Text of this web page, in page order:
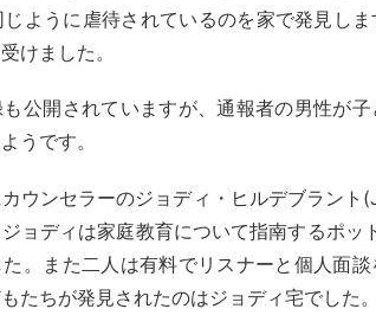
ように虐待されているのを家で発見し
けました。
公開されていますが、通報者の男性が
うです。
ウンセラーのジョディ・ヒルデブラン
ョディは家庭教育について指南するポッ
。また二人は有料でリスナーと個人面
たちが発見されたのはジョディ宅でした。